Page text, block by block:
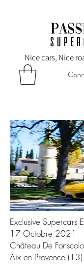
Nice cars, Nice
Exclusive Supercars
17 Octobre 2021
Château De
Aix en Provence (13)